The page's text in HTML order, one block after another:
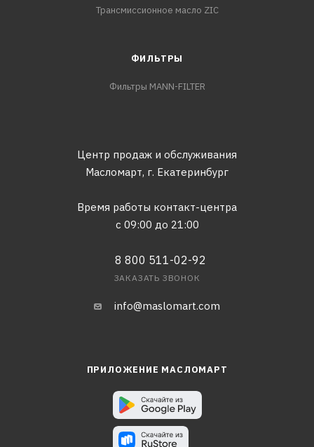
Трансмиссионное масло ZIC
ФИЛЬТРЫ
Фильтры MANN-FILTER
Центр продаж и обслуживания
Масломарт, г. Екатеринбург
Время работы контакт-центра
с 09:00 до 21:00
8 800 511-02-92
ЗАКАЗАТЬ ЗВОНОК
info@maslomart.com
ПРИЛОЖЕНИЕ МАСЛОМАРТ